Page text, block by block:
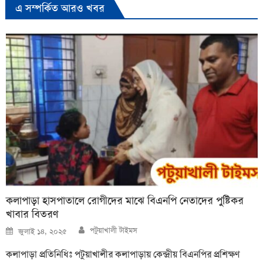
এ সম্পর্কিত আরও খবর
কলাপাড়া হাসপাতালে রোগীদের মাঝে বিএনপি নেতাদের পুষ্টিকর
খাবার বিতরণ
Posted
on
জুলাই ১৪, ২০২৫ Author
পটুয়াখালী টাইমস
কলাপাড়া প্রতিনিধিঃ পটুয়াখালীর কলাপাড়ায় কেন্দ্রীয় বিএনপির প্রশিক্ষণ